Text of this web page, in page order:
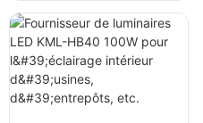
pour l'éclairage
extérieur de
parkings et
d'entrepôts